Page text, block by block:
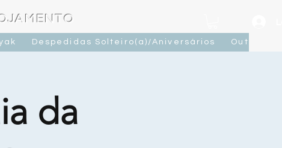
Despedidas Solteiro(a)/Aniversários Outras
da